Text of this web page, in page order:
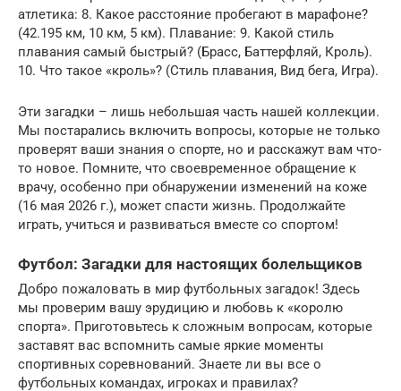
атлетика: 8. Какое расстояние пробегают в марафоне?
(42.195 км, 10 км, 5 км). Плавание: 9. Какой стиль
плавания самый быстрый? (Брасс, Баттерфляй, Кроль).
10. Что такое «кроль»? (Стиль плавания, Вид бега, Игра).
Эти загадки – лишь небольшая часть нашей коллекции.
Мы постарались включить вопросы, которые не только
проверят ваши знания о спорте, но и расскажут вам что-
то новое. Помните, что своевременное обращение к
врачу, особенно при обнаружении изменений на коже
(16 мая 2026 г.), может спасти жизнь. Продолжайте
играть, учиться и развиваться вместе со спортом!
Футбол: Загадки для настоящих болельщиков
Добро пожаловать в мир футбольных загадок! Здесь
мы проверим вашу эрудицию и любовь к «королю
спорта». Приготовьтесь к сложным вопросам, которые
заставят вас вспомнить самые яркие моменты
спортивных соревнований. Знаете ли вы все о
футбольных командах, игроках и правилах?